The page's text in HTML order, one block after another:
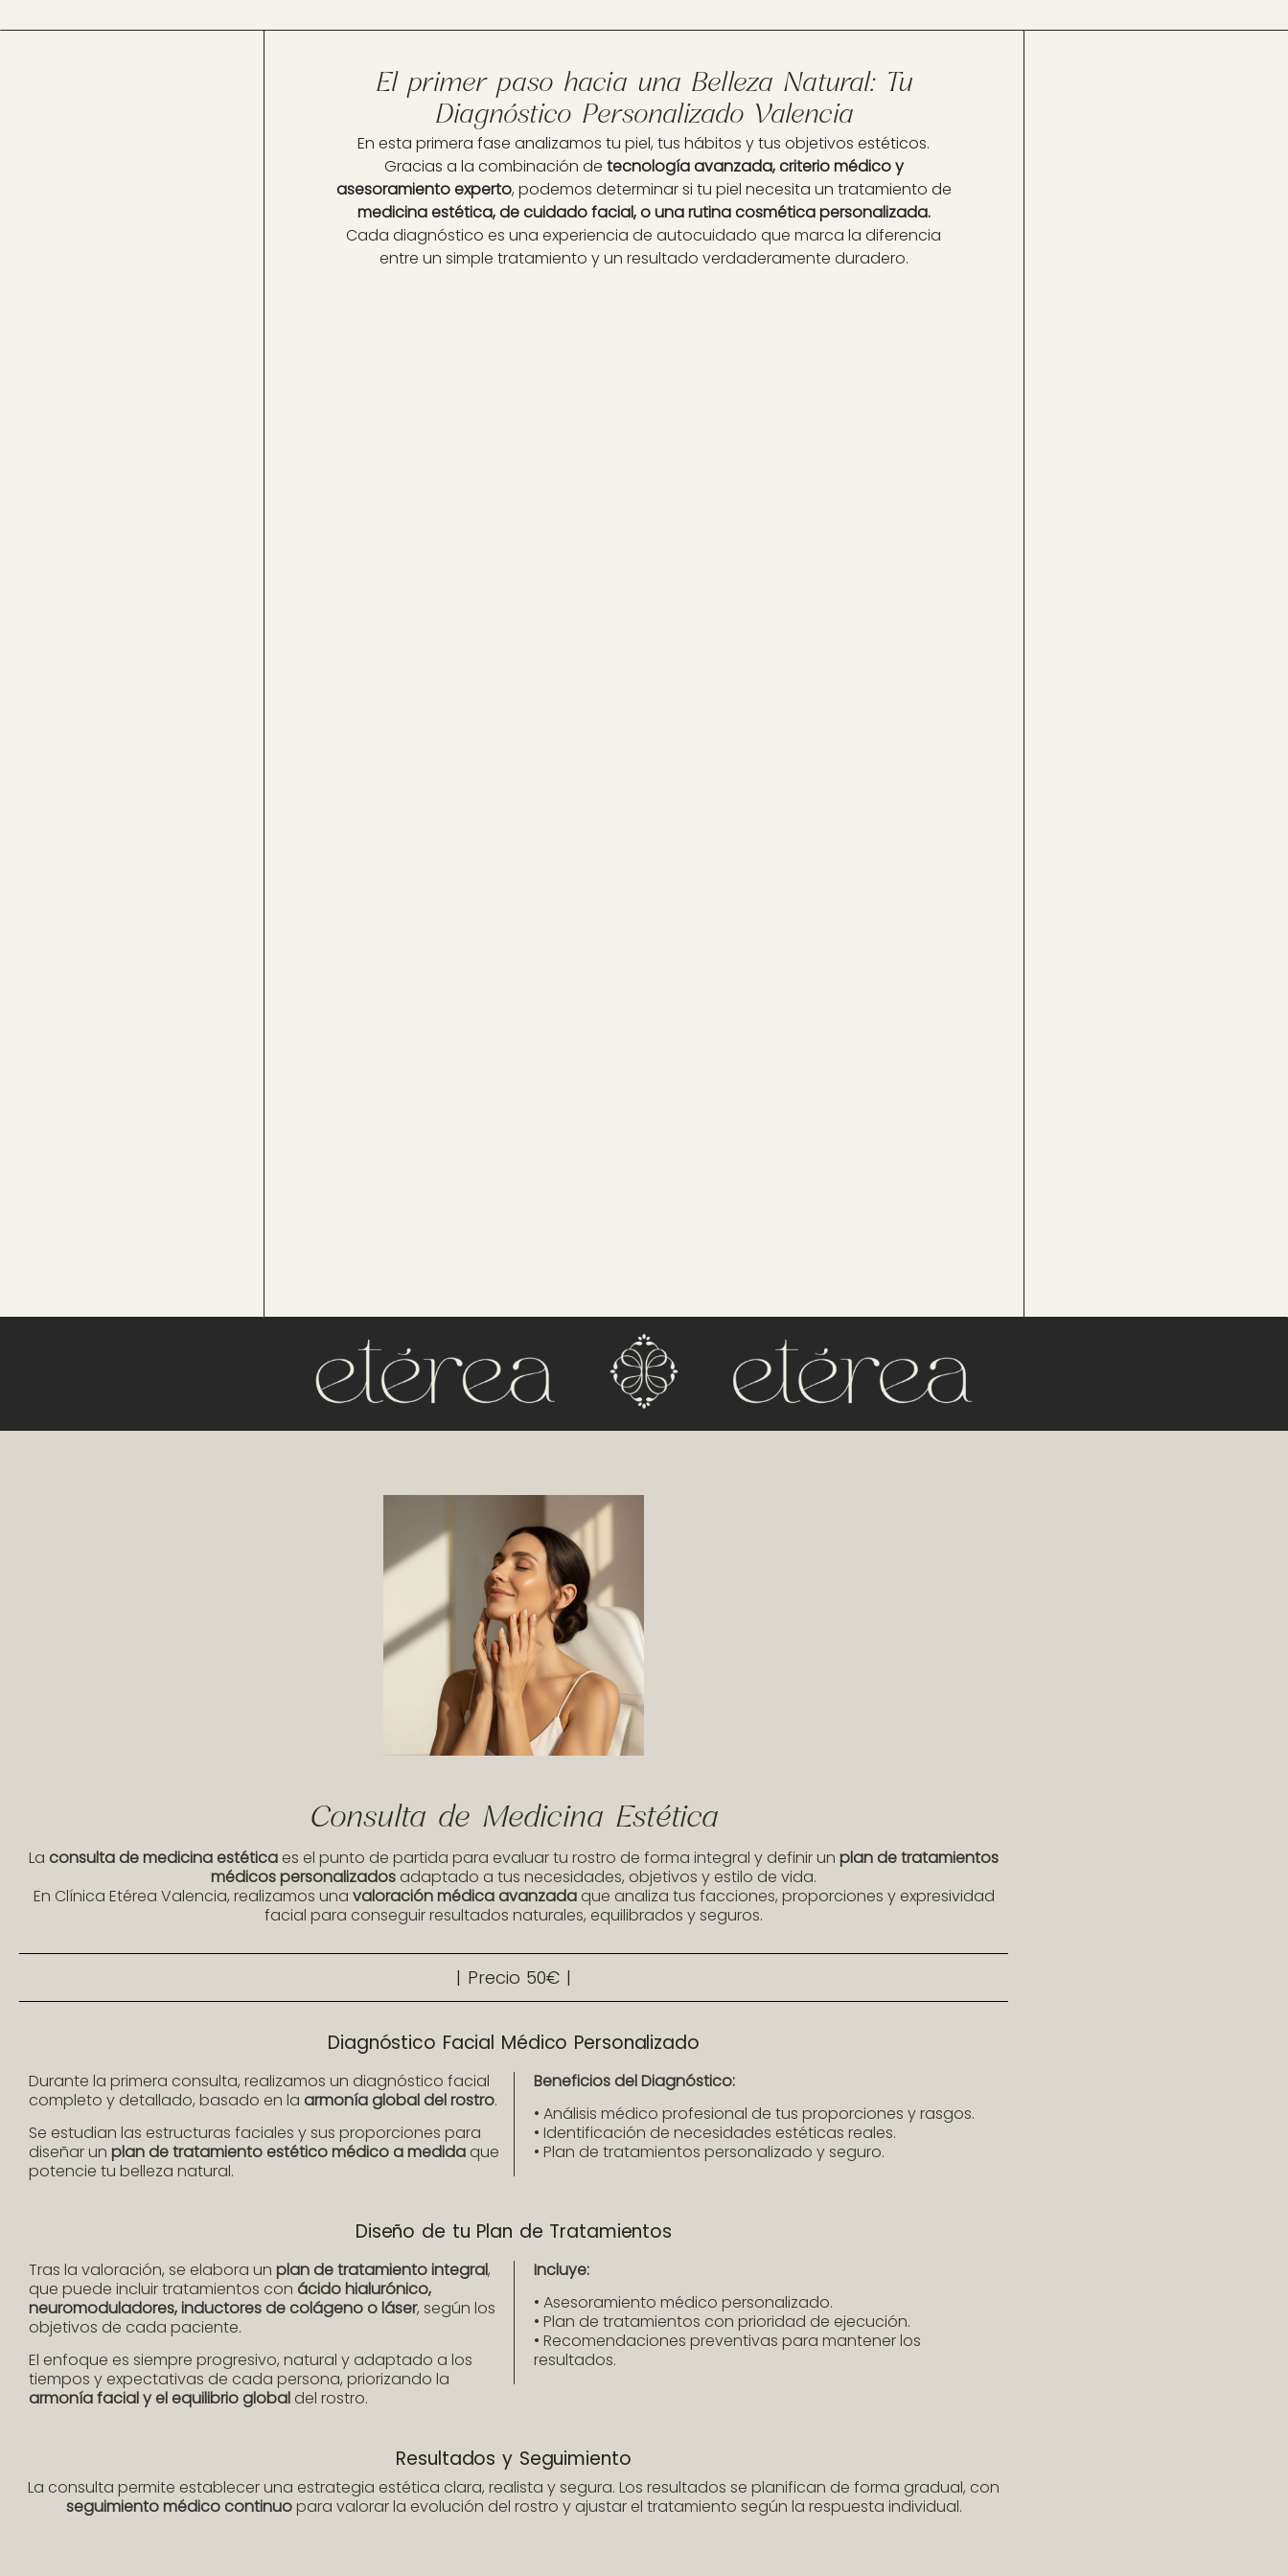
El primer paso hacia una Belleza Natural: Tu
Diagnóstico Personalizado Valencia
En esta primera fase analizamos tu piel, tus hábitos y tus objetivos estéticos.
Gracias a la combinación de tecnología avanzada, criterio médico y
asesoramiento experto, podemos determinar si tu piel necesita un tratamiento de
medicina estética, de cuidado facial, o una rutina cosmética personalizada.
Cada diagnóstico es una experiencia de autocuidado que marca la diferencia
entre un simple tratamiento y un resultado verdaderamente duradero.
Consulta de Medicina Estética
La consulta de medicina estética es el punto de partida para evaluar tu rostro de forma integral y definir un plan de tratamientos
médicos personalizados adaptado a tus necesidades, objetivos y estilo de vida.
En Clínica Etérea Valencia, realizamos una valoración médica avanzadaque analiza tus facciones, proporciones y expresividad
facial para conseguir resultados naturales, equilibrados y seguros.
| Precio 50€ |
Diagnóstico Facial Médico Personalizado
Durante la primera consulta, realizamos un diagnóstico facial
completo y detallado, basado en la armonía global del rostro.
Se estudian las estructuras faciales y sus proporciones para
diseñar un plan de tratamiento estético médico a medida que
potencie tu belleza natural.
Beneficios del Diagnóstico:
• Análisis médico profesional de tus proporciones y rasgos.
• Identificación de necesidades estéticas reales.
• Plan de tratamientos personalizado y seguro.
Diseño de tu Plan de Tratamientos
Tras la valoración, se elabora un plan de tratamiento integral,
que puede incluir tratamientos con ácido hialurónico,
neuromoduladores, inductores de colágeno o láser, según los
objetivos de cada paciente.
El enfoque es siempre progresivo, natural y adaptado a los
tiempos y expectativas de cada persona, priorizando la
armonía facial y el equilibrio global del rostro.
Incluye:
• Asesoramiento médico personalizado.
• Plan de tratamientos con prioridad de ejecución.
• Recomendaciones preventivas para mantener los
resultados.
Resultados y Seguimiento
La consulta permite establecer una estrategia estética clara, realista y segura. Los resultados se planifican de forma gradual, con
seguimiento médico continuopara valorar la evolución del rostro y ajustar el tratamiento según la respuesta individual.